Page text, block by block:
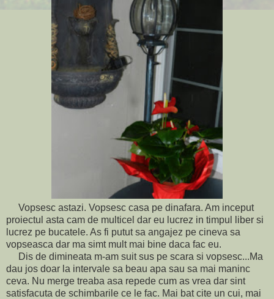
Vopsesc astazi. Vopsesc casa pe dinafara. Am inceput
proiectul asta cam de multicel dar eu lucrez in timpul liber si
lucrez pe bucatele. As fi putut sa angajez pe cineva sa
vopseasca dar ma simt mult mai bine daca fac eu.
Dis de dimineata m-am suit sus pe scara si vopsesc...Ma
dau jos doar la intervale sa beau apa sau sa mai maninc
ceva. Nu merge treaba asa repede cum as vrea dar sint
satisfacuta de schimbarile ce le fac. Mai bat cite un cui, mai